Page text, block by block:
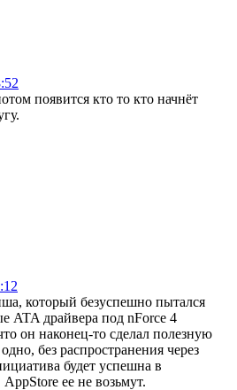
появится кто то кто начнёт
который безуспешно пытался
ATA драйвера под nForce 4
он наконец-то сделал полезную
без распространения через
будет успешна в
ее не возьмут.